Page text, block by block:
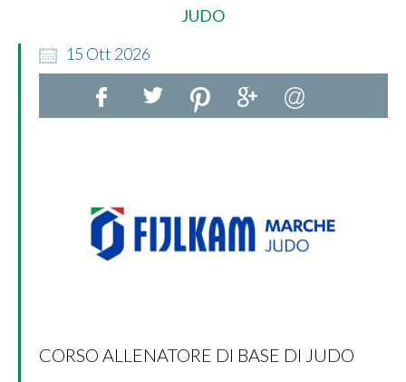
JUDO
15 Ott 2026
CORSO ALLENATORE DI BASE DI JUDO